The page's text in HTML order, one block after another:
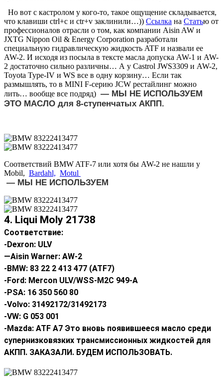
Но вот с кастролом у кого-то, такое ощущение складывается,
что клавиши ctrl+c и ctr+v заклинили…)) Ссылка на Статью от
профессионалов отрасли о том, как компании Aisin AW и
JXTG Nippon Oil & Energy Corporation разработали
специальную гидравлическую жидкость ATF и назвали ее
AW-2. И исходя из посыла в тексте масла допуска AW-1 и AW-
2 достаточно сильно различны… А у Castrol JWS3309 и AW-2,
Toyota Type-IV и WS все в одну корзину… Если так
размышлять, то в MINI F-серию JCW рестайлинг можно
лить… вообще все подряд) — МЫ НЕ ИСПОЛЬЗУЕМ
ЭТО МАСЛО для 8-ступенчатых АКПП.
Соответствий BMW ATF-7 или хотя бы AW-2 не нашли у
Mobil, Bardahl, Motul
— МЫ НЕ ИСПОЛЬЗУЕМ
4. Liqui Moly 21738
Соответствие:
-Dexron: ULV
—Aisin Warner: AW-2
-BMW: 83 22 2 413 477 (ATF7)
-Ford: Mercon ULV/WSS-M2C 949-A
-PSA: 16 350 560 80
-Volvo: 31492172/31492173
-VW: G 053 001
-Mazda: ATF A7 Это вновь появившееся масло среди
супернизковязких трансмиссионных жидкостей для
АКПП. ЗАКАЗАЛИ. БУДЕМ ИСПОЛЬЗОВАТЬ.